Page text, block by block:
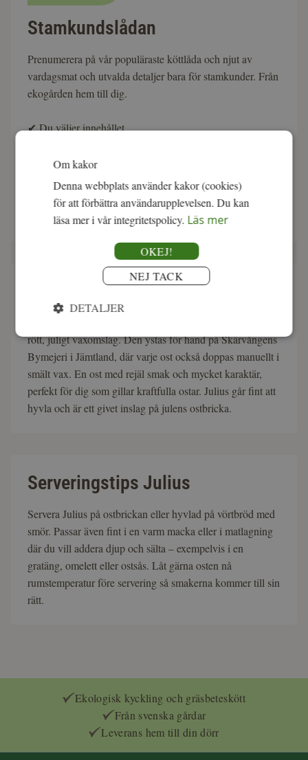
Om vår kittost Julius
rött, juligt vaxomslag. Den ystas för hand på Skärvångens
Bymejeri i Jämtland, där varje ost också doppas manuellt i
smält vax. En ost med rejäl smak och mycket karaktär,
perfekt för dig som gillar kraftfulla ostar. Julius går fint att
hyvla och är ett givet inslag på julens ostbricka.
Serveringstips Julius
Servera Julius på ostbrickan eller hyvlad på vörtbröd med
smör. Passar även fint i en varm macka eller i matlagning
där du vill addera djup och sälta – exempelvis i en
gratäng, omelett eller ostsås. Låt gärna osten nå
rumstemperatur före servering så smakerna kommer till sin
rätt.
Stamkundslådan
Prenumerera på vår populäraste köttlåda och njut av
vardagsmat och utvalda detaljer bara för stamkunder. Från
ekogården hem till dig.
✔Du väljer innehållet
Ingen bindningstid
fr. 1 495:- Läs mer
Ekologisk kyckling och gräsbeteskött
Från svenska gårdar
Leverans hem till din dörr
Om kakor
Denna webbplats använder kakor (cookies)
för att förbättra användarupplevelsen. Du kan
läsa mer i vår integritetspolicy. Läs mer
OKEJ!
NEJ TACK
DETALJER